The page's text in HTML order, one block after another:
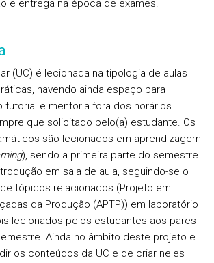
e entrega na época de exames.
(UC) é lecionada na tipologia de aulas
havendo ainda espaço para
tutorial e mentoria fora dos horários
que solicitado pelo(a) estudante. Os
são lecionados em aprendizagem
), sendo a primeira parte do semestre
em sala de aula, seguindo-se o
tópicos relacionados (Projeto em
da Produção (APTP)) em laboratório
lecionados pelos estudantes aos pares
Ainda no âmbito deste projeto e
os conteúdos da UC e de criar neles